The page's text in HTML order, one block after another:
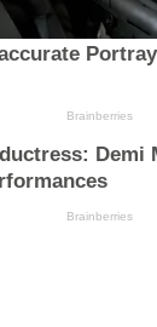
Brainberries
Demi
Brainberries